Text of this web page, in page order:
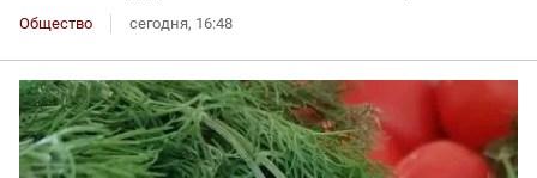
Общество сегодня, 16:48